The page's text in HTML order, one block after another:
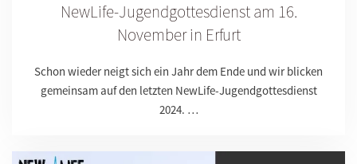
NewLife-Jugendgottesdienst am 16.
November in Erfurt
Schon wieder neigt sich ein Jahr dem Ende und wir blicken
gemeinsam auf den letzten NewLife-Jugendgottesdienst
2024. …